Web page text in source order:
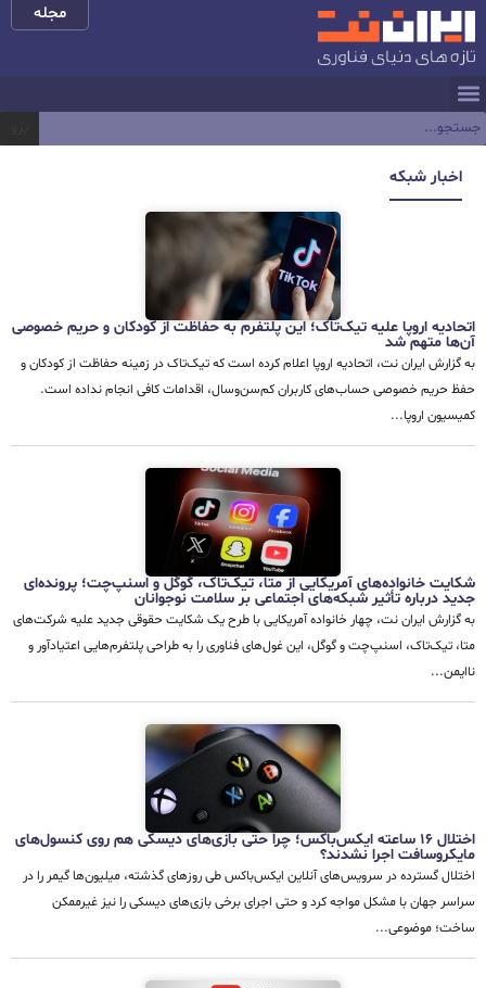
مجله
اخبار شبکه
اتحادیه اروپا علیه تیک‌تاک؛ این پلتفرم به حفاظت از کودکان و حریم خصوصی
آن‌ها متهم شد
به گزارش ایران نت، اتحادیه اروپا اعلام کرده است که تیک‌تاک در زمینه حفاظت از کودکان و
حفظ حریم خصوصی حساب‌های کاربران کم‌سن‌وسال، اقدامات کافی انجام نداده است.
کمیسیون اروپا...
شکایت خانواده‌های آمریکایی از متا، تیک‌تاک، گوگل و اسنپ‌چت؛ پرونده‌ای
جدید درباره تأثیر شبکه‌های اجتماعی بر سلامت نوجوانان
به گزارش ایران نت، چهار خانواده آمریکایی با طرح یک شکایت حقوقی جدید علیه شرکت‌های
متا، تیک‌تاک، اسنپ‌چت و گوگل، این غول‌های فناوری را به طراحی پلتفرم‌هایی اعتیادآور و
ناایمن...
اختلال ۱۶ ساعته ایکس‌باکس؛ چرا حتی بازی‌های دیسکی هم روی کنسول‌های
مایکروسافت اجرا نشدند؟
اختلال گسترده در سرویس‌های آنلاین ایکس‌باکس طی روزهای گذشته، میلیون‌ها گیمر را در
سراسر جهان با مشکل مواجه کرد و حتی اجرای برخی بازی‌های دیسکی را نیز غیرممکن
ساخت؛ موضوعی...